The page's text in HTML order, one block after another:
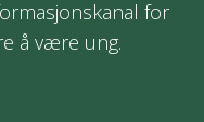
for
å være ung.